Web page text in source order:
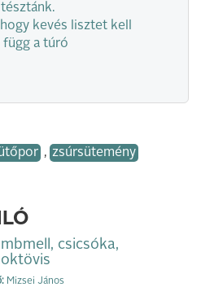
kevés lisztet kell
függ a túró
, zsúrsütemény
csicsóka,
Mizsei János